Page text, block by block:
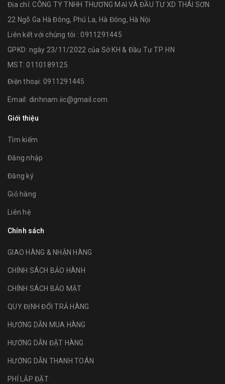
Địa chỉ:CÔNG TY TNHH THƯƠNG MẠI VÀ ĐẦU TƯ XD THÁI SƠN
22 Ngõ Ga Hà Đông, Phú La, Hà Đông, Hà Nội
Liên kết với chúng tôi : 0911291445
GPKD: ngày 23/11/2022 của Sở KH & Đầu Tư TP. HN
MST: 0110189125
Điện thoại: 0911291445
Email: dinhnam.iic@gmail.com
Giới thiệu
Tìm kiếm
Đăng nhập
Đăng ký
Giỏ hàng
Liên hệ
Chính sách
GIAO HÀNG & NHẬN HÀNG
CHÍNH SÁCH BẢO HÀNH
CHÍNH SÁCH BẢO MẬT
QUY ĐỊNH ĐỔI TRẢ HÀNG
HƯỚNG DẪN MUA HÀNG
HƯỚNG DẪN ĐẶT HÀNG
HƯỚNG DẪN THANH TOÁN
PHÍ LẮP ĐẶT